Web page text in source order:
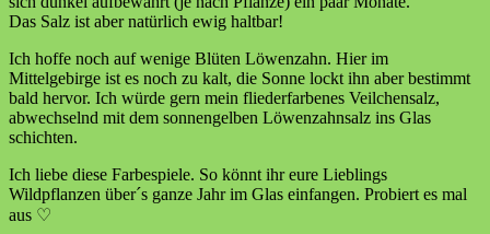
Das Salz ist aber natürlich ewig haltbar!
Ich hoffe noch auf wenige Blüten Löwenzahn. Hier im
Mittelgebirge ist es noch zu kalt, die Sonne lockt ihn aber bestimmt
bald hervor. Ich würde gern mein fliederfarbenes Veilchensalz,
abwechselnd mit dem sonnengelben Löwenzahnsalz ins Glas
schichten.
Ich liebe diese Farbespiele. So könnt ihr eure Lieblings
Wildpflanzen über´s ganze Jahr im Glas einfangen. Probiert es mal
aus ♡